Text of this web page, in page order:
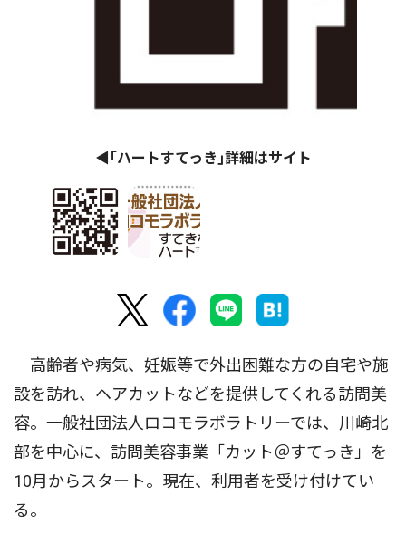
◀｢ハートすてっき｣詳細はサイト
高齢者や病気、妊娠等で外出困難な方の自宅や施
設を訪れ、ヘアカットなどを提供してくれる訪問美
容。一般社団法人ロコモラボラトリーでは、川崎北
部を中心に、訪問美容事業「カット＠すてっき」を
10月からスタート。現在、利用者を受け付けてい
る。